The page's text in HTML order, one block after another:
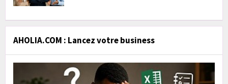
AHOLIA.COM : Lancez votre business